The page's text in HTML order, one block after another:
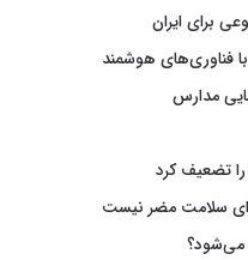
فناوری‌های هوشمند
تضعیف کرد
سلامت مضر نیست
می‌شود؟